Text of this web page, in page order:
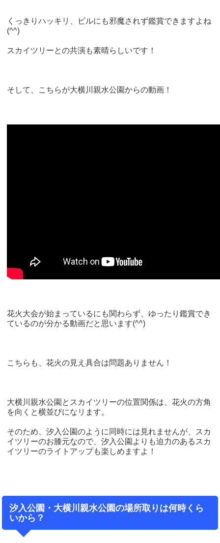
くっきりハッキリ、ビルにも邪魔されず鑑賞できますよね
(^^)
スカイツリーとの共演も素晴らしいです！
そして、こちらが大横川親水公園からの動画！
花火大会が始まっているにも関わらず、ゆったり鑑賞でき
ているのが分かる動画だと思います(^^)
こちらも、花火の見え具合は問題ありません！
大横川親水公園とスカイツリーの位置関係は、花火の方角
を向くと横並びになリます。
そのため、汐入公園のように同時には見れませんが、スカ
イツリーのお膝元なので、汐入公園よりも迫力のあるスカ
イツリーのライトアップも楽しめますよ！
汐入公園・大横川親水公園の場所取りは何時くら
いから？